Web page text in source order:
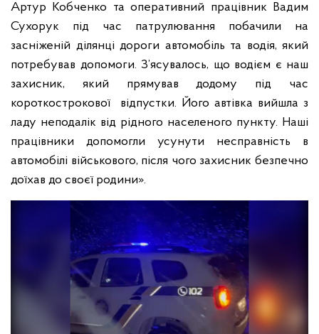
Артур Кобченко та оперативний працівник Вадим
Сухорук під час патрулювання побачили на
засніженій ділянці дороги автомобіль та водія, який
потребував допомоги. З’ясувалось, що водієм є наш
захисник, який прямував додому під час
короткострокової відпустки. Його автівка вийшла з
ладу неподалік від рідного населеного пункту. Наші
працівники допомогли усунути несправність в
автомобілі військового, після чого захисник безпечно
доїхав до своєї родини».